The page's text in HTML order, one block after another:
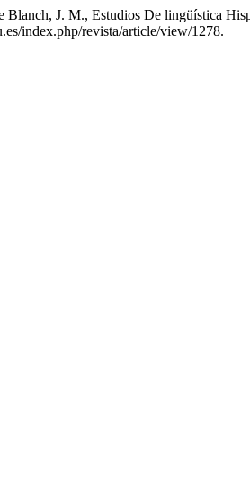
Blanch, J. M., Estudios De lingüística
index.php/revista/article/view/1278.